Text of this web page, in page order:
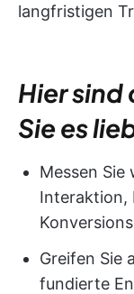
langfristigen
Hier sind
Sie es
Messen Sie
Interaktion,
Greifen Sie
fundierte